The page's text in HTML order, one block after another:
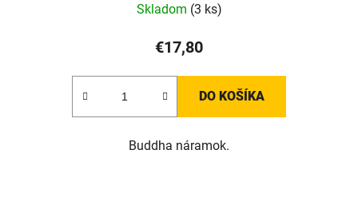
Skladom (3 ks)
€17,80
DO KOŠÍKA
Buddha náramok.